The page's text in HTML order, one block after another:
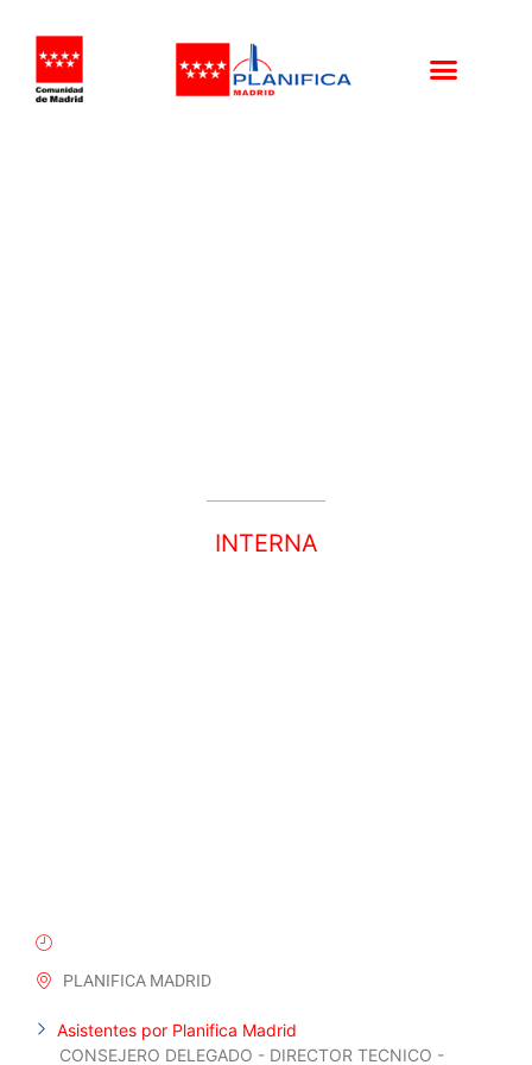
INTERNA
PLANIFICA MADRID
Asistentes por Planifica Madrid
CONSEJERO DELEGADO - DIRECTOR TECNICO -